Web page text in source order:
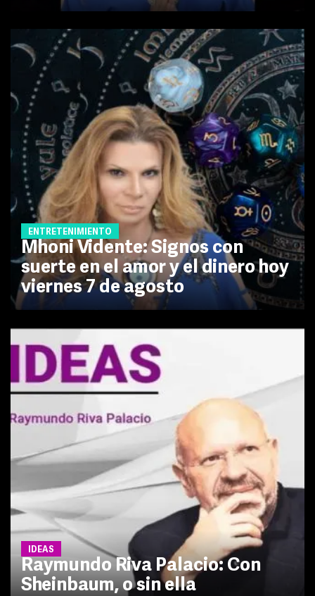
ENTRETENIMIENTO
Mhoni Vidente: Signos con
suerte en el amor y el dinero hoy
viernes 7 de agosto
IDEAS
Raymundo Riva Palacio: Con
Sheinbaum, o sin ella